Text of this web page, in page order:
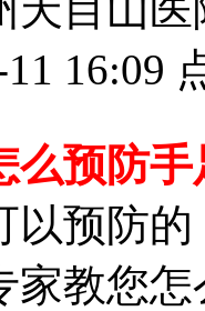
16:09
么预防
以预防
家教您